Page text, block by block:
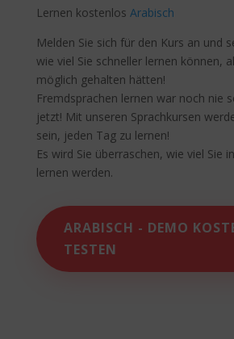
Lernen kostenlos Arabisch
Melden Sie sich für den Kurs an und
wie viel Sie schneller lernen können,
möglich gehalten hätten!
Fremdsprachen lernen war noch nie
jetzt! Mit unseren Sprachkursen
sein, jeden Tag zu lernen!
Es wird Sie überraschen, wie viel Sie
lernen werden.
ARABISCH - DEMO
TESTEN